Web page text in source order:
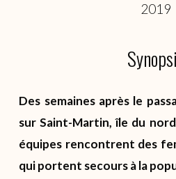
2019
Des semaines après le
sur Saint-Martin, île du
équipes rencontrent des
qui portent secours à la